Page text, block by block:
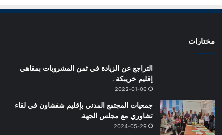
مختارات
التراجع عن الزيادة في ثمن المشروبات بمقاهي
إقليم خريبكة .
2023-01-06
جمعيات المجتمع المدني بإقليم شفشاون في لقاء
تشاوري مع مجلس الجهة.
2024-05-29